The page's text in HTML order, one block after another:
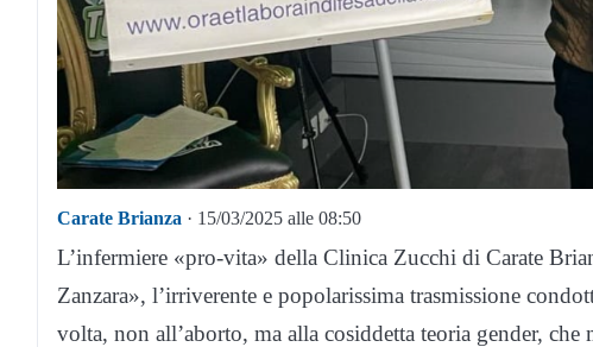
Carate Brianza · 15/03/2025 alle 08:50
L’infermiere «pro-vita» della Clinica Zucchi di Carate
Zanzara», l’irriverente e popolarissima trasmissione
volta, non all’aborto, ma alla cosiddetta teoria gender, che